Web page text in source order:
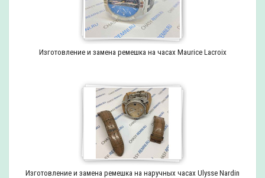
Изготовление и замена ремешка на часах Maurice Lacroix
Изготовление и замена ремешка на наручных часах Ulysse Nardin